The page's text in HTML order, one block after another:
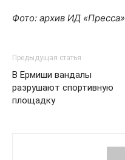
Фото: архив ИД «Пресса»
Предыдущая статья
В Ермиши вандалы
разрушают спортивную
площадку